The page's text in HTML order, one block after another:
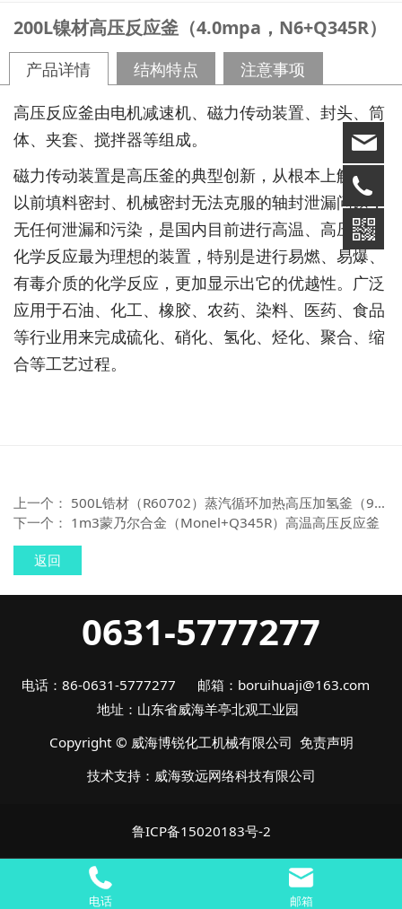
200L镍材高压反应釜（4.0mpa，N6+Q345R）
产品详情 结构特点 注意事项
高压反应釜由电机减速机、磁力传动装置、封头、筒
体、夹套、搅拌器等组成。
磁力传动装置是高压釜的典型创新，从根本上解决了
以前填料密封、机械密封无法克服的轴封泄漏问题，
无任何泄漏和污染，是国内目前进行高温、高压下的
化学反应最为理想的装置，特别是进行易燃、易爆、
有毒介质的化学反应，更加显示出它的优越性。广泛
应用于石油、化工、橡胶、农药、染料、医药、食品
等行业用来完成硫化、硝化、氢化、烃化、聚合、缩
合等工艺过程。
上一个： 500L锆材（R60702）蒸汽循环加热高压加氢釜（9.9mpa）
下一个： 1m3蒙乃尔合金（Monel+Q345R）高温高压反应釜
返回
0631-5777277
电话：86-0631-5777277 邮箱：boruihuaji@163.com
地址：山东省威海羊亭北观工业园
Copyright © 威海博锐化工机械有限公司 免责声明
技术支持： 威海致远网络科技有限公司
鲁ICP备15020183号-2
电话 邮箱